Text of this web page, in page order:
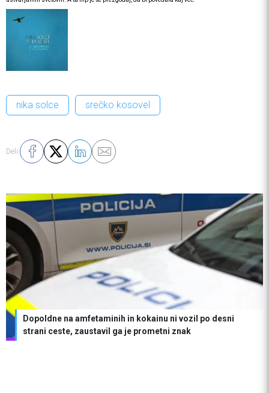
nika solce srečko kosovel
Deli:
Dopoldne na amfetaminih in kokainu ni vozil po desni
strani ceste, zaustavil ga je prometni znak